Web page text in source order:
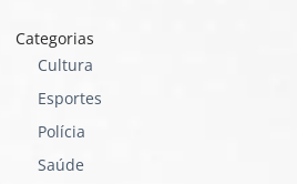
Categorias
Cultura
Esportes
Polícia
Saúde